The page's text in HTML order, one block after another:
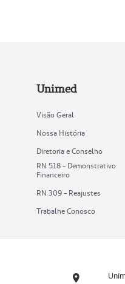
Unimed
Visão Geral
Nossa História
Diretoria e Conselho
RN 518 - Demonstrativo
Financeiro
RN 309 - Reajustes
Trabalhe Conosco